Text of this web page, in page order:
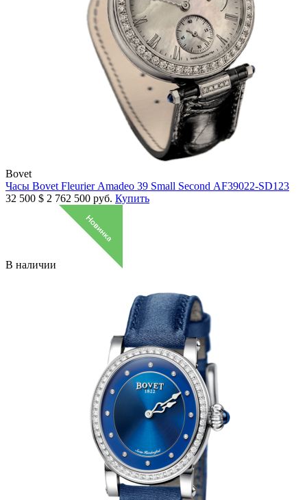
Bovet
Часы Bovet Fleurier Amadeo 39 Small Second AF39022-SD123
32 500 $ 2 762 500 руб. Купить
В наличии